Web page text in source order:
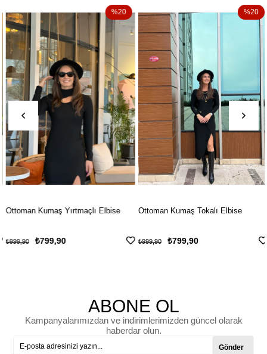
Ottoman Kumaş Yırtmaçlı Elbise
₺799,90
₺999,90
%20
Ottoman Kumaş Tokalı Elbise
₺799,90
₺999,90
%20
ABONE OL
Kampanyalarımızdan ve indirimlerimizden güncel olarak
haberdar olun.
Gönder